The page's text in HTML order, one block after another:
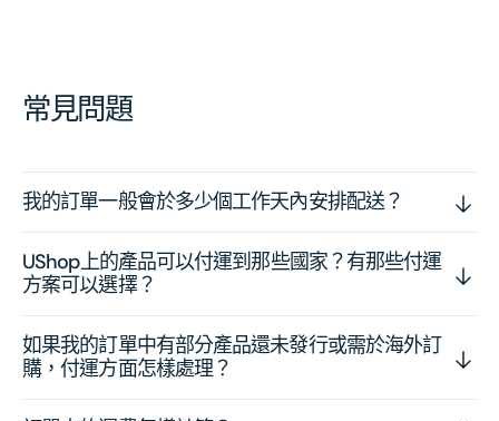
常見問題
我的訂單一般會於多少個工作天內安排配送？
UShop上的產品可以付運到那些國家？有那些付運
方案可以選擇？
如果我的訂單中有部分產品還未發行或需於海外訂
購，付運方面怎樣處理？